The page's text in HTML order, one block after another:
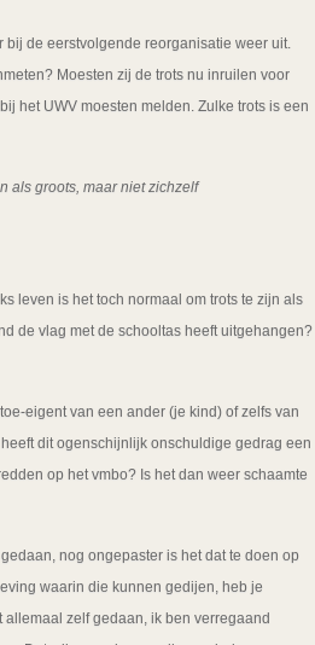
de eerstvolgende reorganisatie weer uit.
Moesten zij de trots nu inruilen voor
het UWV moesten melden. Zulke trots is een
als groots, maar niet zichzelf
leven is het toch normaal om trots te zijn als
de vlag met de schooltas heeft uitgehangen?
eigent van een ander (je kind) of zelfs van
dit ogenschijnlijk onschuldige gedrag een
op het vmbo? Is het dan weer schaamte
nog ongepaster is het dat te doen op
waarin die kunnen gedijen, heb je
zelf gedaan, ik ben verregaand